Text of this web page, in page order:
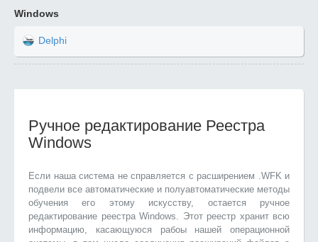
Windows
Delphi
Ручное редактирование Реестра
Windows
Если наша система не справляется с расширением .WFK и
подвели все автоматические и полуавтоматические методы
обучения его этому искусству, остается ручное
редактирование реестра Windows. Этот реестр хранит всю
информацию, касающуюся рабоы нашей операционной